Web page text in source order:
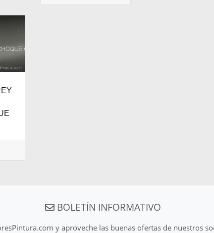
BOLETÍN INFORMATIVO
y aproveche las buenas ofertas de nuestros